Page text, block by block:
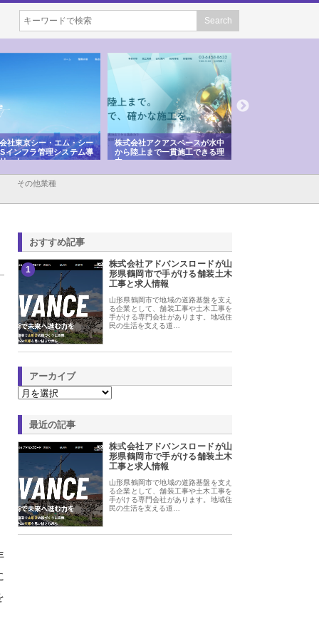
社アクアスペースが水中
上まで一貫施工できる理
株式会社地盤調査事務所が選ば
れ続ける理由と建設コンサルの
強み
その他業種
おすすめ記事
1
株式会社アドバンスロードが山
形県鶴岡市で手がける舗装土木
工事と求人情報
山形県鶴岡市で地域の道路基盤を支え
る企業として、舗装工事や土木工事を
手がける専門会社があります。地域住
民の生活を支える道…
アーカイブ
最近の記事
株式会社アドバンスロードが山
形県鶴岡市で手がける舗装土木
工事と求人情報
山形県鶴岡市で地域の道路基盤を支え
る企業として、舗装工事や土木工事を
手がける専門会社があります。地域住
民の生活を支える道…